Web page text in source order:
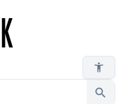
accessibility_new
search